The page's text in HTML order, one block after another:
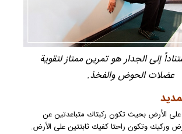
إلى الجدار هو تمرين ممتاز لتقوية
عضلات الحوض والفخذ.
الأرض بحيث تكون ركبتاك متباعدتين عن
وركيك وتكون راحتا كفيك ثابتتين على الأرض.